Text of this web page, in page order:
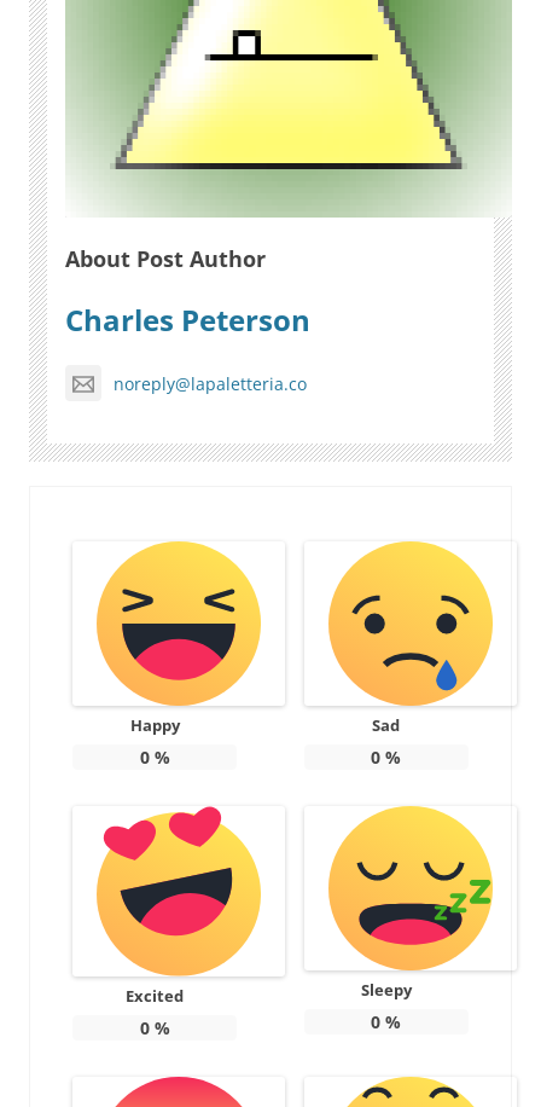
About Post Author
Charles Peterson
noreply@lapaletteria.co
Happy
0%
Sad
0 %
Excited
0%
Sleepy
0 %